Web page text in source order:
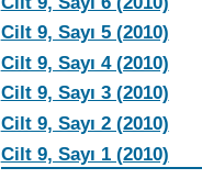
Cilt 9, Sayı 5 (2010)
Cilt 9, Sayı 4 (2010)
Cilt 9, Sayı 3 (2010)
Cilt 9, Sayı 2 (2010)
Cilt 9, Sayı 1 (2010)